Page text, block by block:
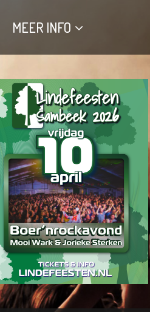
MEER INFO
KLIK HIER VOOR
MEER INFO